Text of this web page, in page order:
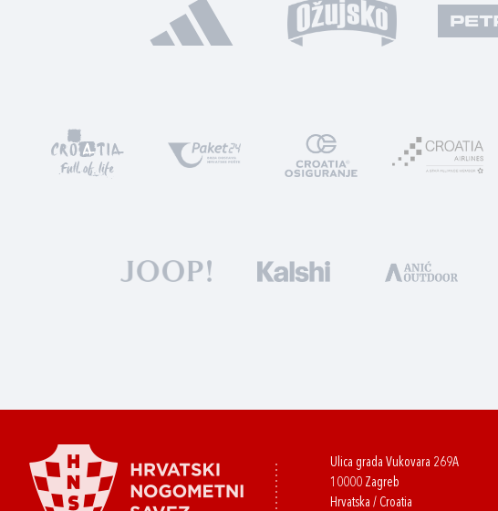
Ulica grada Vukovara 269A
10000 Zagreb
Hrvatska / Croatia